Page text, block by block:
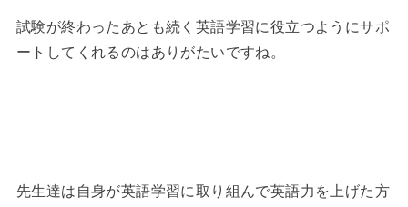
試験が終わったあとも続く英語学習に役立つようにサポ
ートしてくれるのはありがたいですね。
先生達は自身が英語学習に取り組んで英語力を上げた方